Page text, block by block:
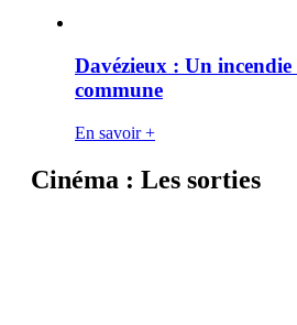
Davézieux : Un incendie
commune
En savoir +
Cinéma : Les sorties